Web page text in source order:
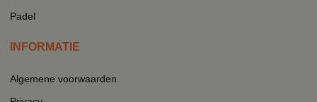
Padel
INFORMATIE
Algemene voorwaarden